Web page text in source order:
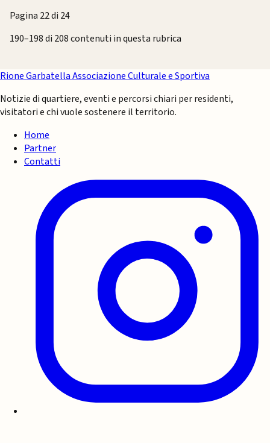
Pagina 22 di 24
190–198 di 208 contenuti in questa rubrica
Rione GarbatellaAssociazione Culturale e Sportiva
Notizie di quartiere, eventi e percorsi chiari per residenti,
visitatori e chi vuole sostenere il territorio.
Home
Partner
Contatti